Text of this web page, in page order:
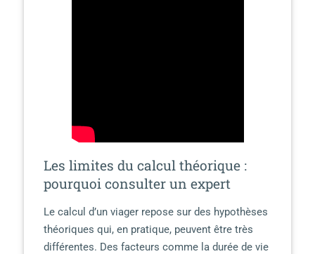
Les limites du calcul théorique :
pourquoi consulter un expert
Le calcul d’un viager repose sur des hypothèses
théoriques qui, en pratique, peuvent être très
différentes. Des facteurs comme la durée de vie